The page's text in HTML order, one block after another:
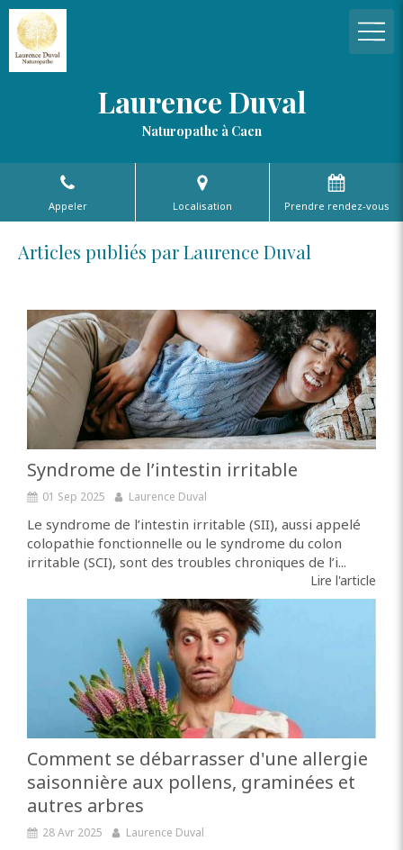
Laurence Duval
Naturopathe à Caen
Appeler Localisation Prendre rendez-vous
Articles publiés par Laurence Duval
Syndrome de l’intestin irritable
01 Sep 2025 Laurence Duval
Le syndrome de l’intestin irritable (SII), aussi appelé
colopathie fonctionnelle ou le syndrome du colon
irritable (SCI), sont des troubles chroniques de l’i...
Lire l'article
Comment se débarrasser d'une allergie
saisonnière aux pollens, graminées et
autres arbres
28 Avr 2025 Laurence Duval